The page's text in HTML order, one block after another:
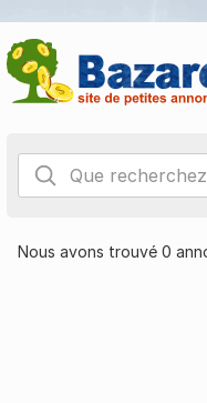
Nous avons trouvé 0